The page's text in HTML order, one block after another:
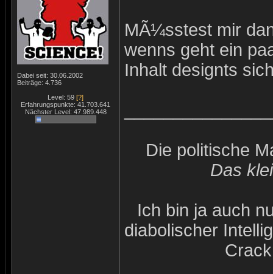
Dabei seit: 30.06.2002
Beiträge: 4.736
Level: 59 [?]
Erfahrungspunkte: 41.703.641
Nächster Level: 47.989.448
MÃ¼sstest mir
wenns geht ein
Inhalt designts
Die politische
Das
Ich bin ja auch
diabolischer